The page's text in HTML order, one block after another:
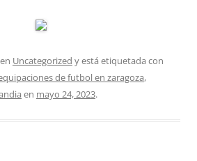
Uncategorized y está etiquetada con
de futbol en zaragoza,
en mayo 24, 2023.